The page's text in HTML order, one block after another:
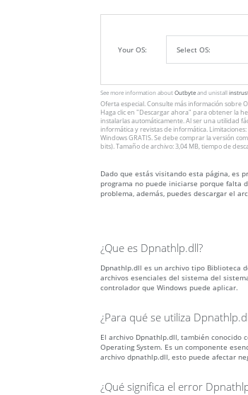
Your OS:
See more information about Outbyteand unistall
Oferta especial. Consulte más información sobre
Haga clic en "Descargar ahora" para obtener la
instalarlas automáticamente. Al ser una utilidad
informática y revistas de informática.
Windows GRATIS. Se debe comprar la versión
bits). Tamaño de archivo: 3,04 MB, tiempo de
Dado que estás visitando esta página, es
programa no puede iniciarse porque falta
problema, además, puedes descargar el
¿Que es Dpnathlp.dll?
Dpnathlp.dll es un archivo tipo Biblioteca
archivos esenciales del sistema del
controlador que Windows puede aplicar.
¿Para qué se utiliza
El archivo Dpnathlp.dll, también conocido
Operating System. Es un componente
archivo dpnathlp.dll, esto puede afectar
¿Qué significa el error